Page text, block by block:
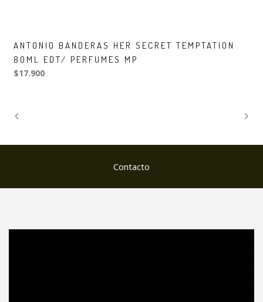
ANTONIO BANDERAS HER SECRET TEMPTATION
80ML EDT/ PERFUMES MP
$17.900
Contacto